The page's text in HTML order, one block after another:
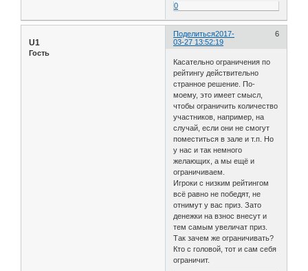
0
Поделиться 6
2017-
03-27 13:52:19
U1
Гость
Касательно ограничения по
рейтингу действительно
странное решение. По-
моему, это имеет смысл,
чтобы ограничить количество
участников, например, на
случай, если они не смогут
поместиться в зале и т.п. Но
у нас и так немного
желающих, а мы ещё и
ограничиваем.
Игроки с низким рейтингом
всё равно не победят, не
отнимут у вас приз. Зато
денежки на взнос внесут и
тем самым увеличат приз.
Так зачем же ограничивать?
Кто с головой, тот и сам себя
ограничит.